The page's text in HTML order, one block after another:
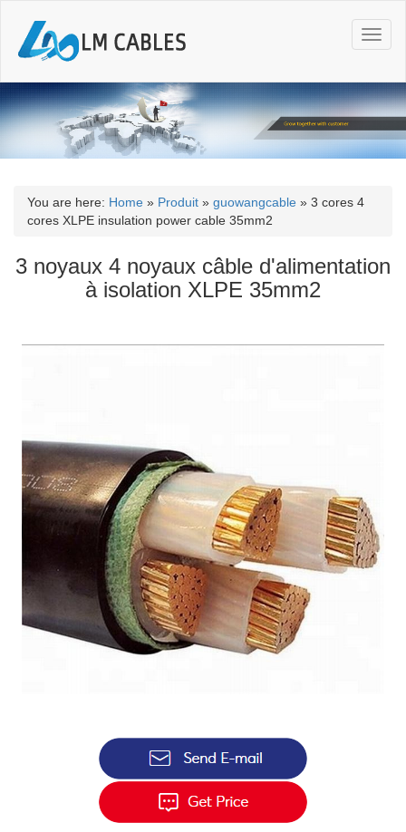
T
o
g
l
n
a
i
You are here: Home » Produit » guowangcable » 3 cores 4
cores XLPE insulation power cable 35mm2
3 noyaux 4 noyaux câble d'alimentation
à isolation XLPE 35mm2